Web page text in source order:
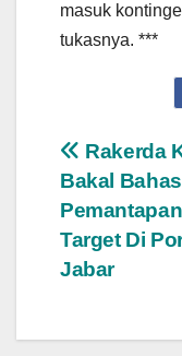
masuk
tukasnya. ***
pos
Rakerda
Bakal Bahas
Pemantapan
Target Di
Jabar